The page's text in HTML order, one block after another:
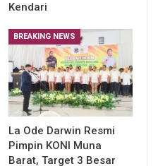
Kendari
BREAKING NEWS
La Ode Darwin Resmi
Pimpin KONI Muna
Barat, Target 3 Besar